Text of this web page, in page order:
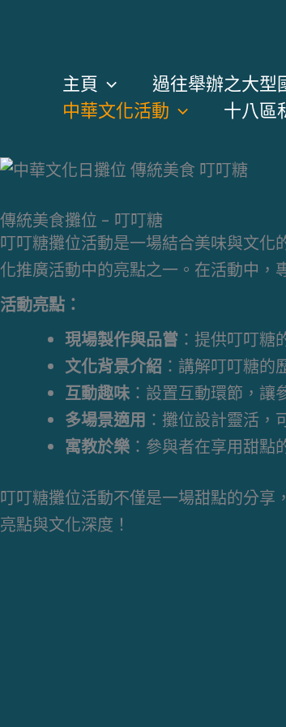
主頁 過往舉辦之大型
中華文化活動
十八區
傳統美食攤位 - 叮叮糖
叮叮糖攤位活動是一場結合美味與文
化推廣活動中的亮點之一。在活動中，
活動亮點：
現場製作與品嘗 ：提供叮叮糖
文化背景介紹 ：講解叮叮糖
互動趣味 ：設置互動環節，
多場景適用 ：攤位設計靈活
寓教於樂 ：參與者在享用甜
叮叮糖攤位活動不僅是一場甜點的分
亮點與文化深度！